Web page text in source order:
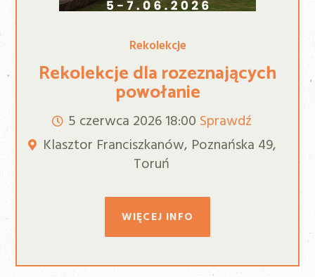
Rekolekcje
Rekolekcje dla rozeznających
powołanie
5 czerwca 202618:00 Sprawdź
Klasztor Franciszkanów, Poznańska 49,
Toruń
WIĘCEJ INFO